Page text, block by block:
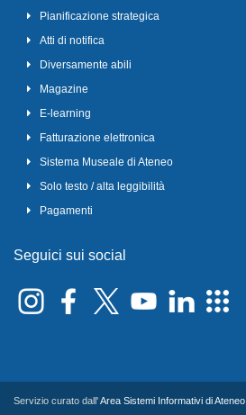
Pianificazione strategica
Atti di notifica
Diversamente abili
Magazine
E-learning
Fatturazione elettronica
Sistema Museale di Ateneo
Solo testo / alta leggibilità
Pagamenti
Seguici sui social
Servizio curato dall'Area Sistemi Informativi di Ateneo